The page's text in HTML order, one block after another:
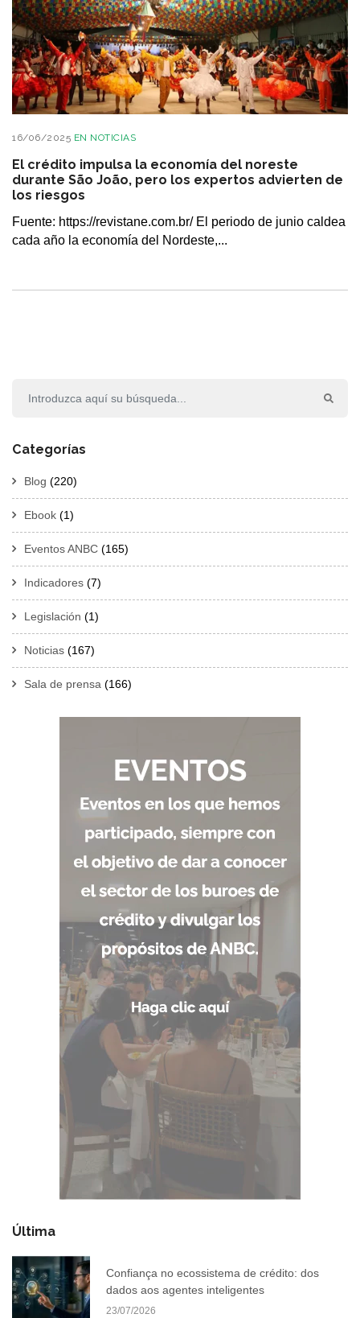
16/06/2025 EN NOTICIAS
El crédito impulsa la economía del noreste
durante São João, pero los expertos advierten de
los riesgos
Fuente: https://revistane.com.br/ El periodo de junio caldea
cada año la economía del Nordeste,...
Categorías
Blog (220)
Ebook (1)
Eventos ANBC (165)
Indicadores (7)
Legislación (1)
Noticias (167)
Sala de prensa (166)
Última
Confiança no ecossistema de crédito: dos
dados aos agentes inteligentes
23/07/2026